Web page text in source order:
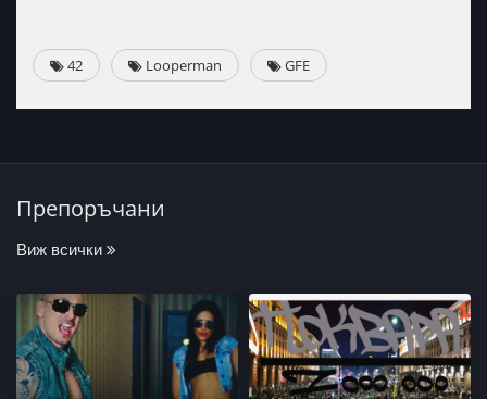
42 Looperman GFE
Препоръчани
Виж всички